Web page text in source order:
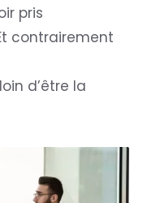
pris
contrairement
d’être la